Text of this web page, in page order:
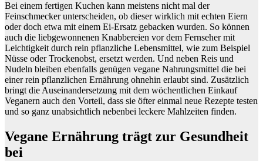
Bei einem fertigen Kuchen kann meistens nicht mal der
Feinschmecker unterscheiden, ob dieser wirklich mit echten Eiern
oder doch etwa mit einem Ei-Ersatz gebacken wurden. So können
auch die liebgewonnenen Knabbereien vor dem Fernseher mit
Leichtigkeit durch rein pflanzliche Lebensmittel, wie zum Beispiel
Nüsse oder Trockenobst, ersetzt werden. Und neben Reis und
Nudeln bleiben ebenfalls genügen vegane Nahrungsmittel die bei
einer rein pflanzlichen Ernährung ohnehin erlaubt sind. Zusätzlich
bringt die Auseinandersetzung mit dem wöchentlichen Einkauf
Veganern auch den Vorteil, dass sie öfter einmal neue Rezepte testen
und so ganz unabsichtlich nebenbei leckere Mahlzeiten finden.
Vegane Ernährung trägt zur Gesundheit
bei